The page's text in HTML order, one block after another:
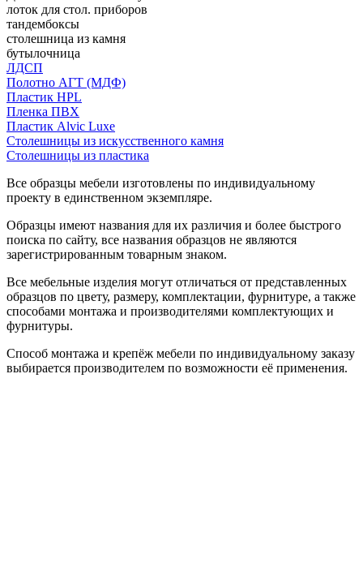
лоток для стол. приборов
тандембоксы
столешница из камня
бутылочница
ЛДСП
Полотно АГТ (МДФ)
Пластик HPL
Пленка ПВХ
Пластик Alvic Luxe
Столешницы из искусственного камня
Столешницы из пластика
Все образцы мебели изготовлены по индивидуальному
проекту в единственном экземпляре.
Образцы имеют названия для их различия и более быстрого
поиска по сайту, все названия образцов не являются
зарегистрированным товарным знаком.
Все мебельные изделия могут отличаться от представленных
образцов по цвету, размеру, комплектации, фурнитуре, а также
способами монтажа и производителями комплектующих и
фурнитуры.
Способ монтажа и крепёж мебели по индивидуальному заказу
выбирается производителем по возможности её применения.